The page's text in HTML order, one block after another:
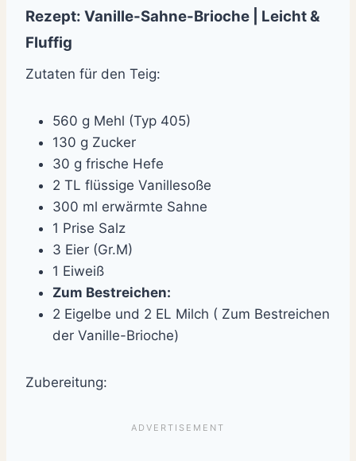
Rezept: Vanille-Sahne-Brioche | Leicht &
Fluffig
Zutaten für den Teig:
560 g Mehl (Typ 405)
130 g Zucker
30 g frische Hefe
2 TL flüssige Vanillesoße
300 ml erwärmte Sahne
1 Prise Salz
3 Eier (Gr.M)
1 Eiweiß
Zum Bestreichen:
2 Eigelbe und 2 EL Milch ( Zum Bestreichen
der Vanille-Brioche)
Zubereitung: